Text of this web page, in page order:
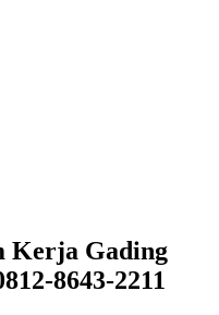
Kerja Gading
8643-2211